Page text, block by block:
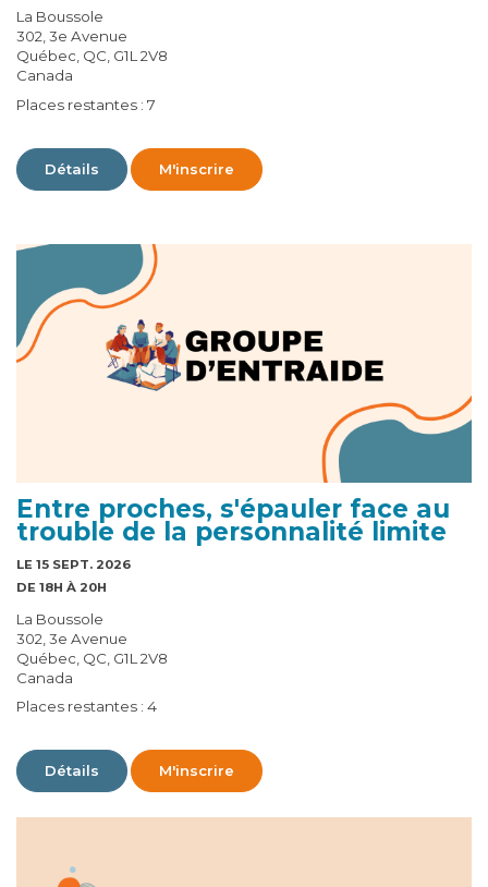
La Boussole
302, 3e Avenue
Québec, QC, G1L 2V8
Canada
Places restantes : 7
Détails M'inscrire
Entre proches, s'épauler face au
trouble de la personnalité limite
LE 15 SEPT. 2026
DE 18H À 20H
La Boussole
302, 3e Avenue
Québec, QC, G1L 2V8
Canada
Places restantes : 4
Détails M'inscrire